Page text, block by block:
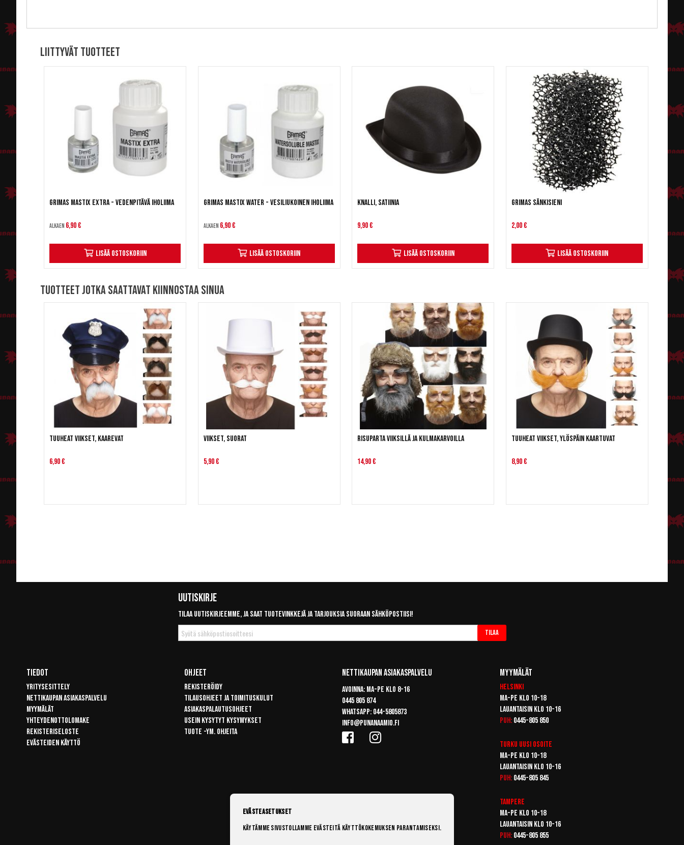
Liittyvät tuotteet
Grimas Mastix Extra - Vedenpitävä iholiima
Alkaen 6,90 €
Lisää ostoskoriin
Grimas Mastix Water - Vesiliukoinen iholiima
Alkaen 6,90 €
Lisää ostoskoriin
Knalli, satiinia
9,90 €
Lisää ostoskoriin
Grimas Sänkisieni
2,00 €
Lisää ostoskoriin
Tuotteet jotka saattavat kiinnostaa sinua
Tuuheat viikset, kaarevat
6,90 €
Viikset, suorat
5,90 €
Risuparta viiksillä ja kulmakarvoilla
14,90 €
Tuuheat viikset, ylöspäin kaartuvat
8,90 €
Uutiskirje
Tilaa uutiskirjeemme, ja saat tuotevinkkejä ja tarjouksia suoraan sähköpostiisi!
Tilaa
uutiskirje
Tilaa
Tiedot
Yritysesittely
Nettikaupan asiakaspalvelu
Myymälät
Yhteydenottolomake
Rekisteriseloste
Evästeiden käyttö
Ohjeet
Rekisteröidy
Tilausohjeet ja toimituskulut
Asiakaspalautusohjeet
Usein kysytyt kysymykset
Tuote -ym. ohjeita
Nettikaupan Asiakaspalvelu
Avoinna: Ma-pe klo 8-16
0445 805 874
Whatsapp: 044-5805873
info@punanaamio.fi
Myymälät
Helsinki
Ma-pe klo 10-18
Lauantaisin klo 10-16
Puh: 0445-805 850
Turku Uusi osoite
Ma-pe klo 10-18
Lauantaisin klo 10-16
Puh: 0445-805 845
Tampere
Ma-pe klo 10-18
Lauantaisin klo 10-16
Puh: 0445-805 855
Evästeasetukset
Käytämme sivustollamme evästeitä käyttökokemuksen parantamiseksi.